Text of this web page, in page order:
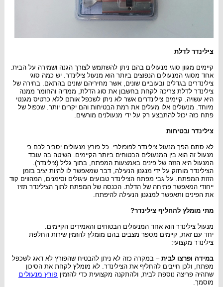
צילינדר לדלת
קיימים מגוון סוגי מנעולים בהם ניתן להשתמש לצורך הגנה ושמירה על הבית.
אחד מסוגי המנעולים הנפוצים ביותר הוא מנעול צילינדר. יש כמה סוגי
צילינדרים בגדלים ובעוביים שונים, אשר מחיריהם שונים בהתאם. בחירה של
צילינדר לדלת צריכה לקחת בחשבון את סוג הדלת, ממדיה והחומר ממנה
היא עשויה. קיימים צילינדרים אשר לא ניתן לשכפל אותם ללא כרטיס מגנטי
מיוחד. מנעולים אלו מעלים את רמת הבטיחות והם יקרים יותר. שכפול של
פתח כזה יכול להתבצע רק על ידי מנעולנים מורשים.
צילינדר ובטיחות
לא סתם הפך מנעול צילינדר לפופולרי. כל פורץ מנעולים יסביר לכם כי
מנעול זה הוא בין המנעולים הבטוחים ביותר הקיימים. השיטה בה עובד
המנעול היא הזזה של פינים באמצעות המפתח, בתוך גליל (צילינדר).
הצילינדר מוחזק על ידי מנגנון הנעילה, דבר שמאפשר לו להיות יציב בזמן
הזזת המפתח. על גבי מפתח הצילינדר טבועים עיגולים וסימנים, המהווים קוד
ייחודי המאפשר פתיחה של הדלת. הכנסה של המפתח לתוך הצילינדר תזיז
את הפינים ותאפשר למנגנון הנעילה להיפתח.
מתי מומלץ להחליף צילינדר?
מנעול צילינדר הוא אחד המנעולים הבטוחים והאמידים הקיימים.
יחד עם זאת, קיימים מספר מצבים בהם מומלץ להזמין שירות החלפת
צילינדר מקצועי:
במידה ופרצו לבית– במקרה כזה לא ניתן להבטיח שהפורץ לא דאג לשכפל
מפתח, ולכן חייבים להחליף את הצילינדר. לא מומלץ לקחת את הסיכון
שתהיה פריצה נוספת לבית, ולהתקנה מקצועית כדי להזמין פורץ מנעולים
מוסמך.